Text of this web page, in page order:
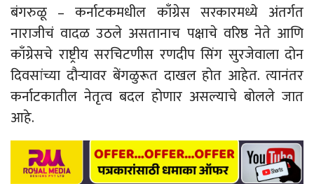
बंगरुळू – कर्नाटकमधील काँग्रेस सरकारमध्ये अंतर्गत
नाराजीचं वादळ उठले असतानाच पक्षाचे वरिष्ठ नेते आणि
काँग्रेसचे राष्ट्रीय सरचिटणीस रणदीप सिंग सुरजेवाला दोन
दिवसांच्या दौर्‍यावर बेंगळुरूत दाखल होत आहेत. त्यानंतर
कर्नाटकातील नेतृत्व बदल होणार असल्याचे बोलले जात
आहे.